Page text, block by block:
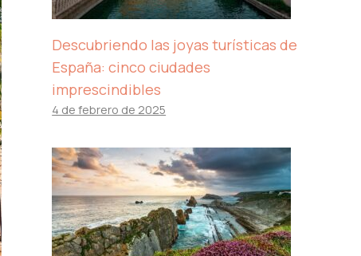
Descubriendo las joyas turísticas de
España: cinco ciudades
imprescindibles
4 de febrero de 2025